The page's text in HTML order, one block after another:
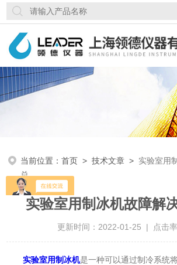
当前位置：首页 >技术文章 > 实验室用
总
实验室用制冰机故障解
更新时间：2022-01-25 | 点击
实验室用制冰机是一种可以通过制冷系统